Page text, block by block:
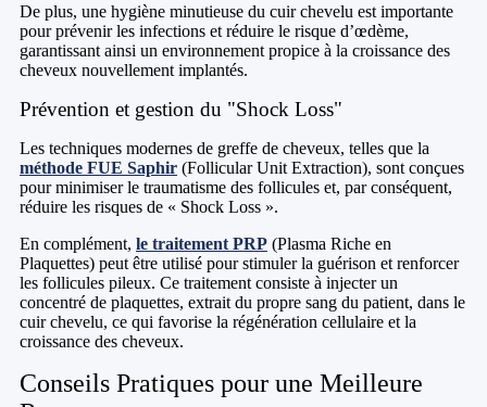
De plus, une hygiène minutieuse du cuir chevelu est importante
pour prévenir les infections et réduire le risque d’œdème,
garantissant ainsi un environnement propice à la croissance des
cheveux nouvellement implantés.
Prévention et gestion du "Shock Loss"
Les techniques modernes de greffe de cheveux, telles que la
méthode FUE Saphir (Follicular Unit Extraction), sont conçues
pour minimiser le traumatisme des follicules et, par conséquent,
réduire les risques de « Shock Loss ».
En complément, le traitement PRP (Plasma Riche en
Plaquettes) peut être utilisé pour stimuler la guérison et renforcer
les follicules pileux. Ce traitement consiste à injecter un
concentré de plaquettes, extrait du propre sang du patient, dans le
cuir chevelu, ce qui favorise la régénération cellulaire et la
croissance des cheveux.
Conseils Pratiques pour une Meilleure